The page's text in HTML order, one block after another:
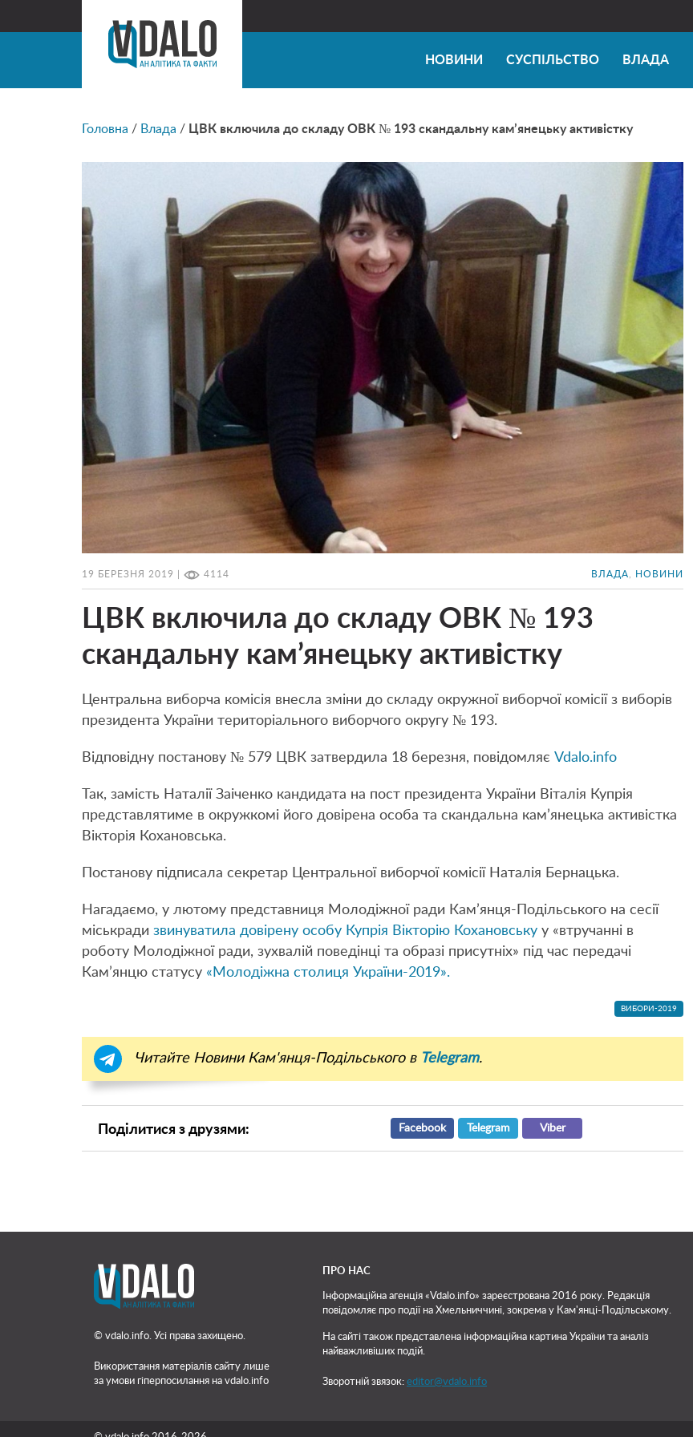
НОВИНИ СУСПІЛЬСТВО ВЛАДА
Головна / Влада / ЦВК включила до складу ОВК № 193 скандальну кам’янецьку активістку
19 БЕРЕЗНЯ 2019 | 4114 ВЛАДА, НОВИНИ
ЦВК включила до складу ОВК № 193
скандальну кам’янецьку активістку
Центральна виборча комісія внесла зміни до складу окружної виборчої комісії з виборів
президента України територіального виборчого округу № 193.
Відповідну постанову № 579 ЦВК затвердила 18 березня, повідомляє Vdalo.info
Так, замість Наталії Заіченко кандидата на пост президента України Віталія Купрія
представлятиме в окружкомі його довірена особа та скандальна кам’янецька активістка
Вікторія Кохановська.
Постанову підписала секретар Центральної виборчої комісії Наталія Бернацька.
Нагадаємо, у лютому представниця Молодіжної ради Кам’янця-Подільського на сесії
міськради звинуватила довірену особу Купрія Вікторію Кохановську у «втручанні в
роботу Молодіжної ради, зухвалій поведінці та образі присутніх» під час передачі
Кам’янцю статусу «Молодіжна столиця України-2019».
ВИБОРИ-2019
Читайте Новини Кам'янця-Подільського в Telegram.
Поділитися з друзями: Facebook Telegram Viber
© vdalo.info. Усі права захищено.
Використання матеріалів сайту лише
за умови гіперпосилання на vdalo.info
ПРО НАС
Інформаційна агенція «Vdalo.info» зареєстрована 2016 року. Редакція
повідомляє про події на Хмельниччині, зокрема у Кам'янці-Подільському.
На сайті також представлена інформаційна картина України та аналіз
найважливіших подій.
Зворотній звязок: editor@vdalo.info